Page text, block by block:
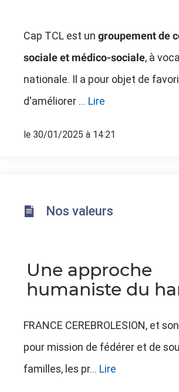
Cap TCL est un groupement de
sociale et médico-sociale, à
nationale. Il a pour objet de
d'améliorer ... Lire
le 30/01/2025 à 14:21
Nos valeurs
Une approche
humaniste du
FRANCE CEREBROLESION, et
pour mission de fédérer et de
familles, les pr... Lire